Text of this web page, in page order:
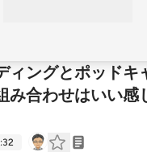
ィングとポッドキ
み合わせはいい感